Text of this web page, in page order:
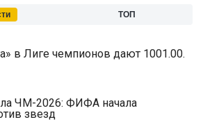
ТОП
в Лиге чемпионов дают 1001.00.
ЧМ-2026: ФИФА начала
звезд